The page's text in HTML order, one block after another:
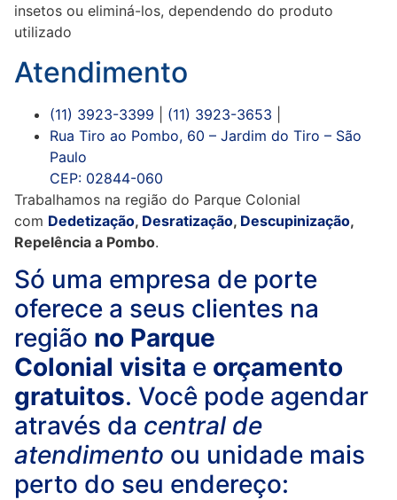
insetos ou eliminá-los, dependendo do produto
utilizado
Atendimento
(11) 3923-3399 (11) 3923-3653
Rua Tiro ao Pombo, 60 – Jardim do Tiro – São
Paulo
CEP: 02844-060
Trabalhamos na região do Parque Colonial
com Dedetização, Desratização, Descupinização,
Repelência a Pombo.
Só uma empresa de porte
oferece a seus clientes na
região no Parque
Colonial visita e orçamento
gratuitos. Você pode agendar
através da central de
atendimento ou unidade mais
perto do seu endereço: